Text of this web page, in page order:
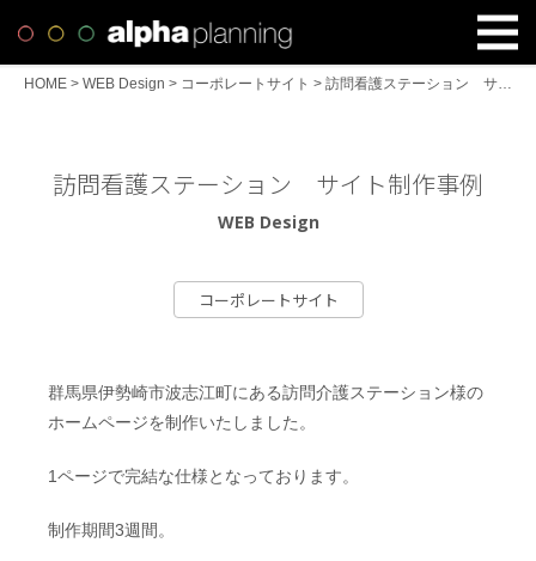
HOME > WEB Design > コーポレートサイト > 訪問看護ステーション サイト制作事例
訪問看護ステーション サイト制作事例
WEB Design
コーポレートサイト
群馬県伊勢崎市波志江町にある訪問介護ステーション様の
ホームページを制作いたしました。
1ページで完結な仕様となっております。
制作期間3週間。